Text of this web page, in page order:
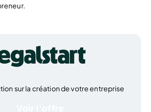
sur la création de votre entreprise